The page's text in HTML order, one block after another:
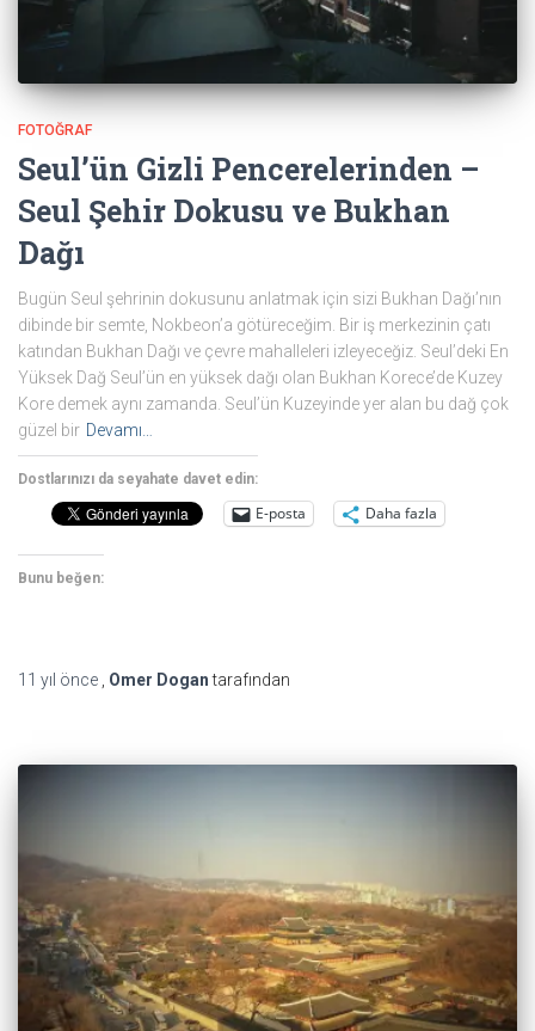
FOTOĞRAF
Seul’ün Gizli Pencerelerinden –
Seul Şehir Dokusu ve Bukhan
Dağı
Bugün Seul şehrinin dokusunu anlatmak için sizi Bukhan Dağı’nın
dibinde bir semte, Nokbeon’a götüreceğim. Bir iş merkezinin çatı
katından Bukhan Dağı ve çevre mahalleleri izleyeceğiz. Seul’deki En
Yüksek Dağ Seul’ün en yüksek dağı olan Bukhan Korece’de Kuzey
Kore demek aynı zamanda. Seul’ün Kuzeyinde yer alan bu dağ çok
güzel bir Devamı…
Dostlarınızı da seyahate davet edin:
E-posta Daha fazla
Bunu beğen:
11 yıl önce Omer Dogantarafından